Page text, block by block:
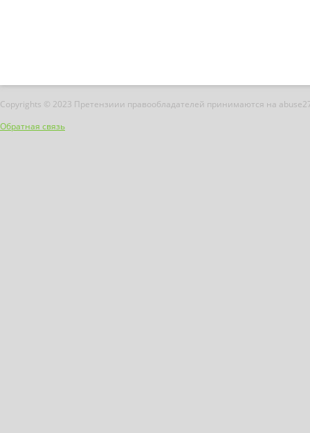
Copyrights © 2023 Претензиии правообладателей принимаются на
Обратная связь